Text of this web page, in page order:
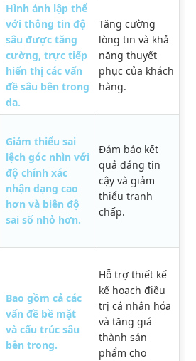
Hình ảnh lập thể
với thông tin độ
sâu được tăng
cường, trực tiếp
hiển thị các vấn
đề sâu bên trong
da.
Tăng cường
lòng tin và khả
năng thuyết
phục của khách
hàng.
Giảm thiểu sai
lệch góc nhìn với
độ chính xác
nhận dạng cao
hơn và biên độ
sai số nhỏ hơn.
Đảm bảo kết
quả đáng tin
cậy và giảm
thiểu tranh
chấp.
Bao gồm cả các
vấn đề bề mặt
và cấu trúc sâu
bên trong.
Hỗ trợ thiết kế
kế hoạch điều
trị cá nhân hóa
và tăng giá
thành sản
phẩm cho